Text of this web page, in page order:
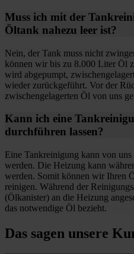
Muss ich mit der
Öltank nahezu leer ist?
Nein, der Tank muss nicht
können wir bis zu 8.000 Liter Öl
wird abgepumpt,
wieder zurückgeführt. Vor der
zwischengelagerten Öl von uns
Kann ich eine
durchführen lassen?
Eine Tankreinigung kann von
werden. Die Heizung kann
werden. Somit können wir Ihren
reinigen. Während der
(Ölkanister) an die Heizung
das notwendige Öl bezieht.
Das sagen unsere